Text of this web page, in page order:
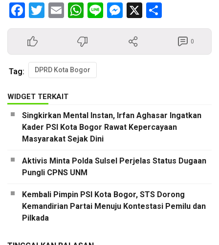
Facebook
Twitter
EmailWhatsApp
LineMessenger
X
0
Tag: DPRD Kota Bogor
WIDGET TERKAIT
Singkirkan Mental Instan, Irfan Aghasar Ingatkan
Kader PSI Kota Bogor Rawat Kepercayaan
Masyarakat Sejak Dini
Aktivis Minta Polda Sulsel Perjelas Status Dugaan
Pungli CPNS UNM
Kembali Pimpin PSI Kota Bogor, STS Dorong
Kemandirian Partai Menuju Kontestasi Pemilu dan
Pilkada